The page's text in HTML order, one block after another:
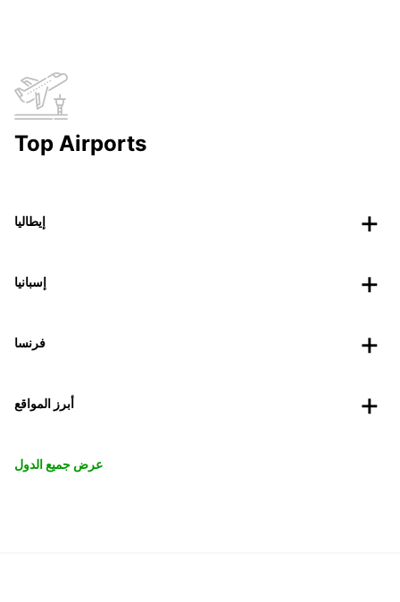
Top Airports
إيطاليا
إسبانيا
فرنسا
أبرز المواقع
عرض جميع الدول